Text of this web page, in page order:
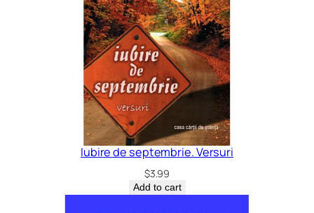
Iubire de septembrie. Versuri
$3.99
Add to cart